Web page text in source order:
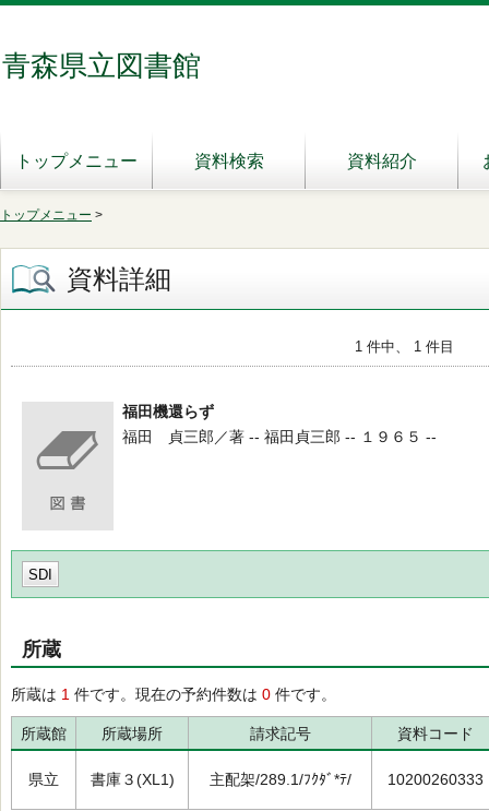
青森県立図書館
トップメニュー 資料検索 資料紹介
トップメニュー >
資料詳細
1 件中、 1 件目
福田機還らず
福田 貞三郎／著 -- 福田貞三郎 -- １９６５ --
SDI
所蔵
所蔵は 1 件です。現在の予約件数は 0 件です。
所蔵館 所蔵場所 請求記号 資料コード
県立 書庫３(XL1) 主配架/289.1/ﾌｸﾀﾞ*ﾃ/ 10200260333